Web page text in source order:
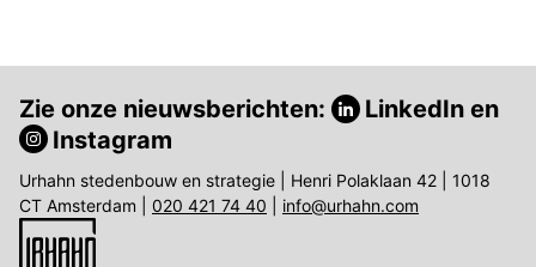
Zie onze nieuwsberichten: LinkedIn en
Instagram
Urhahn stedenbouw en strategie | Henri Polaklaan 42 | 1018
CT Amsterdam | 020 421 74 40 info@urhahn.com